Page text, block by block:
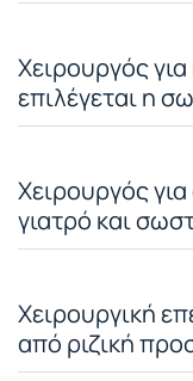
Χειρουργός
επιλέγεται η
Χειρουργός
γιατρό και
Χειρουργική
από ριζική